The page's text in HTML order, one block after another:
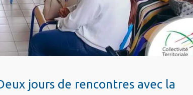
jours de rencontres avec la